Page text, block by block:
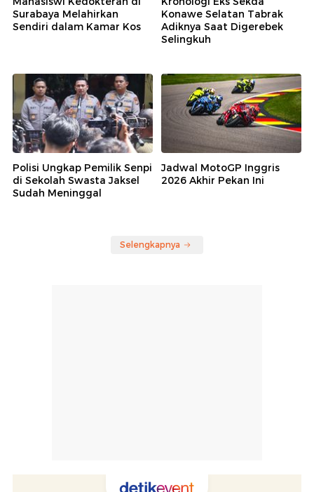
Surabaya Melahirkan
Sendiri dalam Kamar Kos
Konawe Selatan Tabrak
Adiknya Saat Digerebek
Selingkuh
Polisi Ungkap Pemilik Senpi
di Sekolah Swasta Jaksel
Sudah Meninggal
Jadwal MotoGP Inggris
2026 Akhir Pekan Ini
Selengkapnya